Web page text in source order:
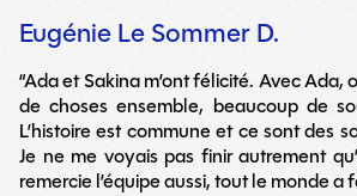
Eugénie Le Sommer D.
“Ada et Sakina m’ont félicité. Avec Ada,
de choses ensemble, beaucoup de
L’histoire est commune et ce sont des
Je ne me voyais pas finir autrement
remercie l’équipe aussi, tout le monde a